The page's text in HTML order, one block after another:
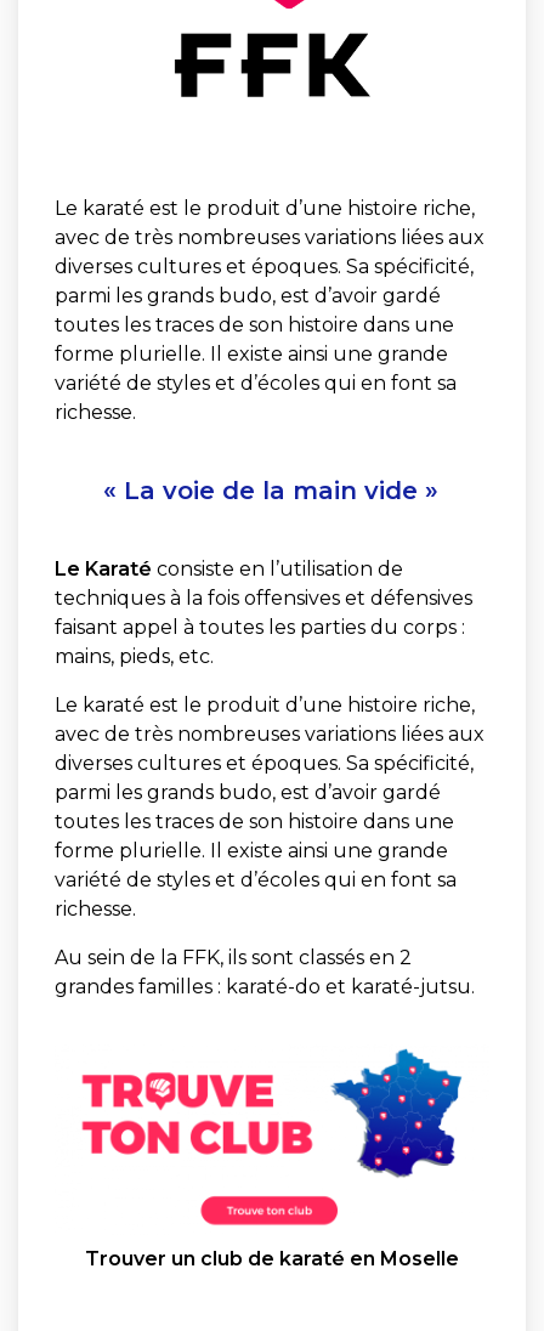
Le karaté est le produit d’une histoire riche,
avec de très nombreuses variations liées aux
diverses cultures et époques. Sa spécificité,
parmi les grands budo, est d’avoir gardé
toutes les traces de son histoire dans une
forme plurielle. Il existe ainsi une grande
variété de styles et d’écoles qui en font sa
richesse.
« La voie de la main vide »
Le Karaté consiste en l’utilisation de
techniques à la fois offensives et défensives
faisant appel à toutes les parties du corps :
mains, pieds, etc.
Le karaté est le produit d’une histoire riche,
avec de très nombreuses variations liées aux
diverses cultures et époques. Sa spécificité,
parmi les grands budo, est d’avoir gardé
toutes les traces de son histoire dans une
forme plurielle. Il existe ainsi une grande
variété de styles et d’écoles qui en font sa
richesse.
Au sein de la FFK, ils sont classés en 2
grandes familles : karaté-do et karaté-jutsu.
Trouver un club de karaté en Moselle